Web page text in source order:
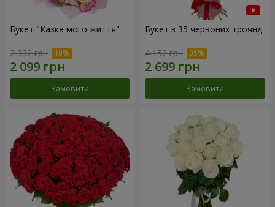
Букет "Казка мого життя"
2 332 грн
Замовити
Букет з 35 червоних троянд
4 152 грн
Замовити